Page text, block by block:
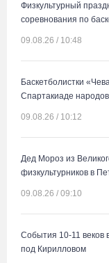
Физкультурный
соревнования по
09.08.26 / 10:48
Баскетболистки
Спартакиаде
09.08.26 / 10:12
Дед Мороз из
физкультурников в
09.08.26 / 09:10
События 10-11 веков
под Кирилловом